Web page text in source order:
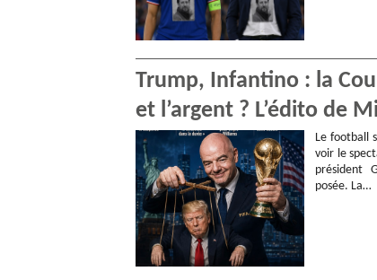
Trump, Infantino : la
et l’argent ? L’édito de
Le football
voir le
président
posée. La…